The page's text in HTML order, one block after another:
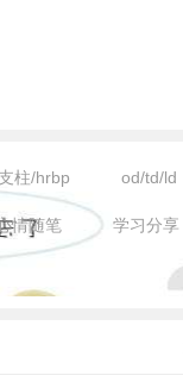
柱/hrbp od/td/ld
情随笔 学习分享